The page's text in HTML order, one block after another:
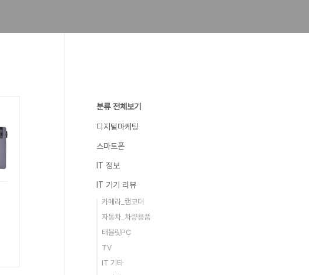
분류 전체보기
디지털마케팅
스마트폰
IT 정보
IT 기기 리뷰
카메라_캠코더
자동차_차량용품
태블릿PC
TV
IT 기타